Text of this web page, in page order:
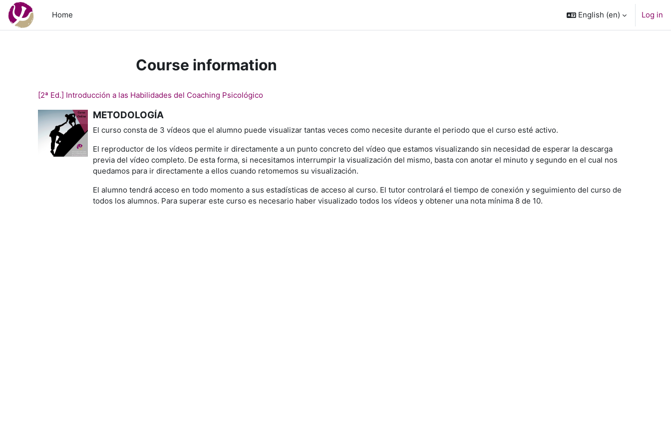
Skip to main content
Home
English ‎(en)‎ Log in
Course information
[2ª Ed.] Introducción a las Habilidades del Coaching Psicológico
METODOLOGÍA
El curso consta de 3 vídeos que el alumno puede visualizar tantas veces como necesite durante el periodo que el curso esté activo.
El reproductor de los vídeos permite ir directamente a un punto concreto del vídeo que estamos visualizando sin necesidad de esperar la descarga
previa del vídeo completo. De esta forma, si necesitamos interrumpir la visualización del mismo, basta con anotar el minuto y segundo en el cual nos
quedamos para ir directamente a ellos cuando retomemos su visualización.
El alumno tendrá acceso en todo momento a sus estadísticas de acceso al curso. El tutor controlará el tiempo de conexión y seguimiento del curso de
todos los alumnos. Para superar este curso es necesario haber visualizado todos los vídeos y obtener una nota mínima 8 de 10.